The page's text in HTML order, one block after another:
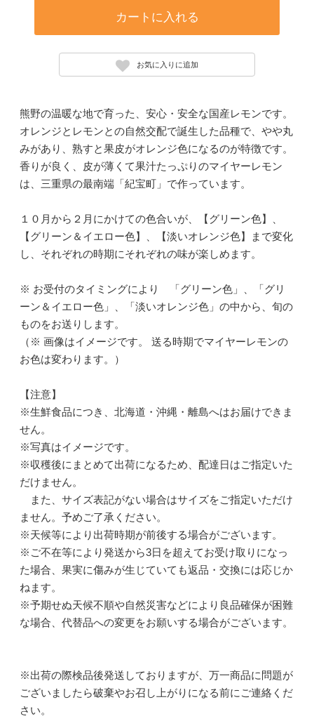
カートに入れる
お気に入りに追加
熊野の温暖な地で育った、安心・安全な国産レモンです。
オレンジとレモンとの自然交配で誕生した品種で、やや丸
みがあり、熟すと果皮がオレンジ色になるのが特徴です。
香りが良く、皮が薄くて果汁たっぷりのマイヤーレモン
は、三重県の最南端「紀宝町」で作っています。
１０月から２月にかけての色合いが、【グリーン色】、
【グリーン＆イエロー色】、【淡いオレンジ色】まで変化
し、それぞれの時期にそれぞれの味が楽しめます。
※ お受付のタイミングにより 「グリーン色」、「グリ
ーン＆イエロー色」、「淡いオレンジ色」の中から、旬の
ものをお送りします。
（※ 画像はイメージです。 送る時期でマイヤーレモンの
お色は変わります。）
【注意】
※生鮮食品につき、北海道・沖縄・離島へはお届けできま
せん。
※写真はイメージです。
※収穫後にまとめて出荷になるため、配達日はご指定いた
だけません。
また、サイズ表記がない場合はサイズをご指定いただけ
ません。予めご了承ください。
※天候等により出荷時期が前後する場合がございます。
※ご不在等により発送から3日を超えてお受け取りになっ
た場合、果実に傷みが生じていても返品・交換には応じか
ねます。
※予期せぬ天候不順や自然災害などにより良品確保が困難
な場合、代替品への変更をお願いする場合がございます。
※出荷の際検品後発送しておりますが、万一商品に問題が
ございましたら破棄やお召し上がりになる前にご連絡くだ
さい。